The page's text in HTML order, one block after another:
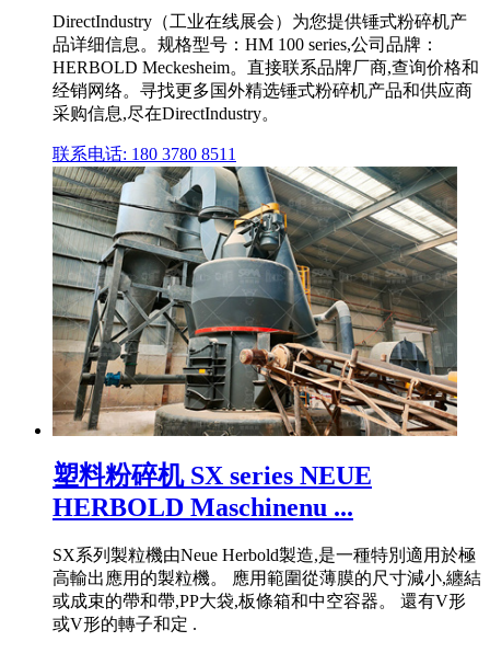
DirectIndustry（工业在线展会）为您提供锤式粉碎机产
品详细信息。规格型号：HM 100 series,公司品牌：
HERBOLD Meckesheim。直接联系品牌厂商,查询价格和
经销网络。寻找更多国外精选锤式粉碎机产品和供应商
采购信息,尽在DirectIndustry。
联系电话: 180 3780 8511
塑料粉碎机 SX series NEUE
HERBOLD Maschinenu ...
SX系列製粒機由Neue Herbold製造,是一種特別適用於極
高輸出應用的製粒機。 應用範圍從薄膜的尺寸減小,纏結
或成束的帶和帶,PP大袋,板條箱和中空容器。 還有V形
或V形的轉子和定 .